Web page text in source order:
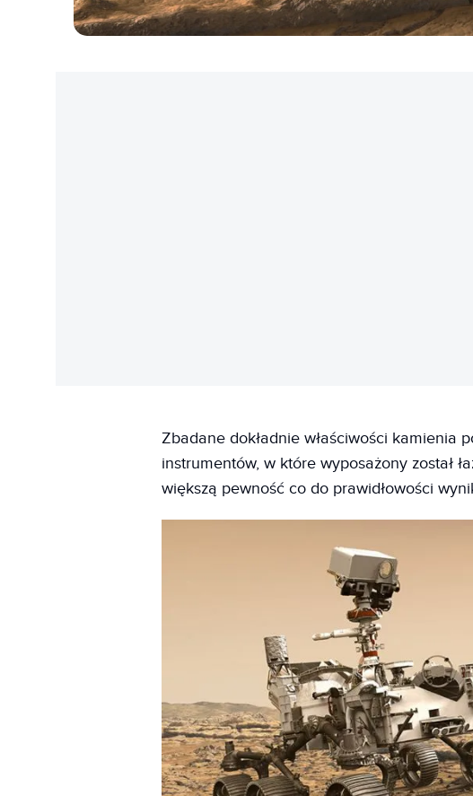
Zbadane dokładnie właściwości kamienia
instrumentów, w które wyposażony został
większą pewność co do prawidłowości